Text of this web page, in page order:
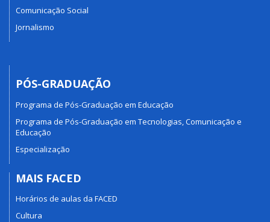
Comunicação Social
Jornalismo
PÓS-GRADUAÇÃO
Programa de Pós-Graduação em Educação
Programa de Pós-Graduação em Tecnologias, Comunicação e
Educação
Especialização
MAIS FACED
Horários de aulas da FACED
Cultura